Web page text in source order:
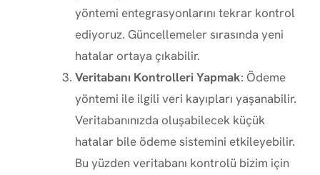
yöntemi entegrasyonlarını tekrar kontrol
ediyoruz. Güncellemeler sırasında yeni
hatalar ortaya çıkabilir.
Veritabanı Kontrolleri Yapmak: Ödeme
yöntemi ile ilgili veri kayıpları yaşanabilir.
Veritabanınızda oluşabilecek küçük
hatalar bile ödeme sistemini etkileyebilir.
Bu yüzden veritabanı kontrolü bizim için